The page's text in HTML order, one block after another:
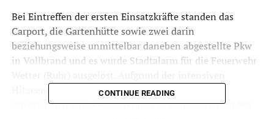
Bei Eintreffen der ersten Einsatzkräfte standen das
Carport, die Gartenhütte sowie zwei darin
beziehungsweise unmittelbar daneben abgestellte Pkw
in Vollbrand und es wurde Stadtalarm für die Feuerwehr
Hitzeentwicklung richteten die ersten Kräfte
unverzüglich eine Riegelstellung zu den angrenzenden
CONTINUE READING